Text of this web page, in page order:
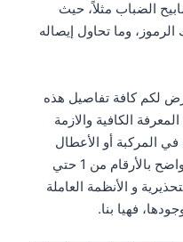
الضباب مثلاً، حيث
الرموز، وما تحاول إيصاله
لكم كافة تفاصيل هذه
الكافية والازمة
في المركبة أو الأعطال
المحتمل وجودها، بشكل مفصل وواضح بالأرقام من 1 حتي
و الأنظمة العاملة
فهيا بنا.